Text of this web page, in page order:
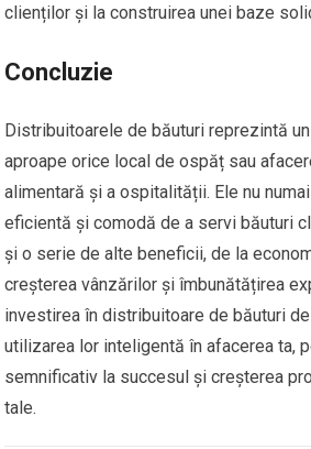
clienților și la construirea unei baze
Concluzie
Distribuitoarele de băuturi reprezintă
aproape orice local de ospăț sau
alimentară și a ospitalității. Ele nu
eficientă și comodă de a servi băuturi
și o serie de alte beneficii, de la
creșterea vânzărilor și îmbunătățirea
investirea în distribuitoare de băuturi
utilizarea lor inteligentă în afacerea ta,
semnificativ la succesul și creșterea
tale.